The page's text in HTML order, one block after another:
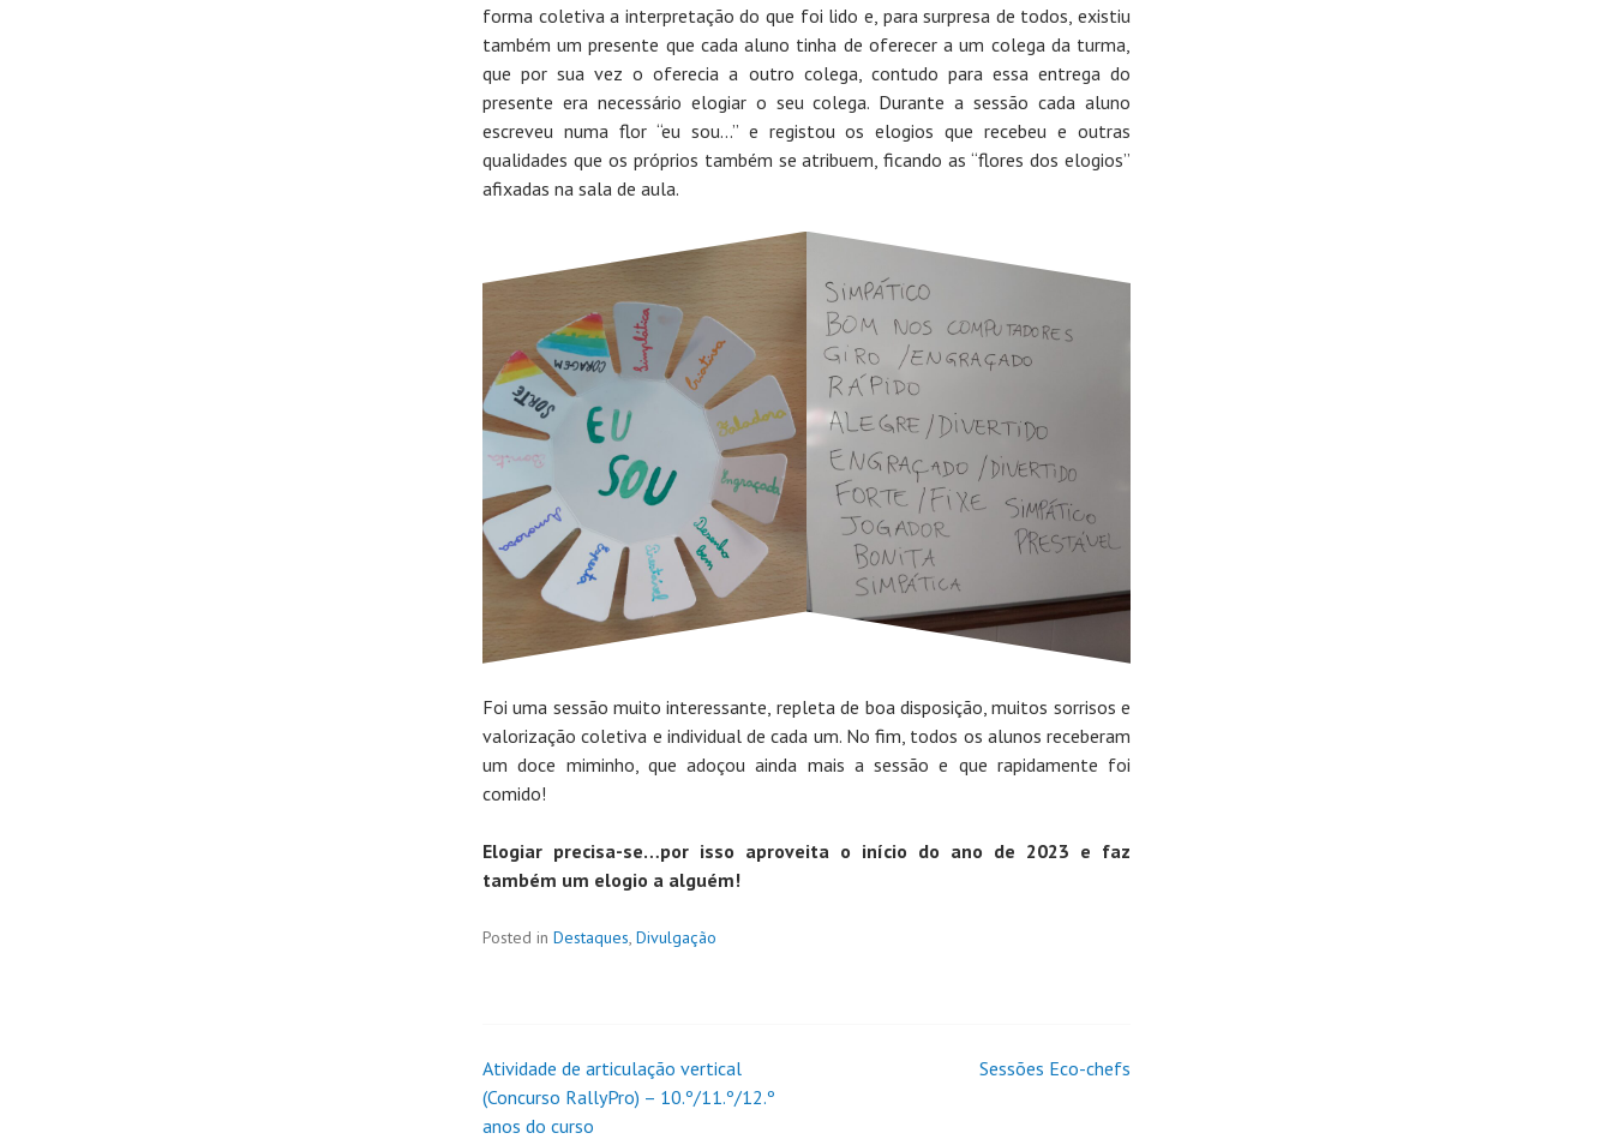
forma coletiva a interpretação do que foi lido e, para surpresa de todos, existiu
também um presente que cada aluno tinha de oferecer a um colega da turma,
que por sua vez o oferecia a outro colega, contudo para essa entrega do
presente era necessário elogiar o seu colega. Durante a sessão cada aluno
escreveu numa flor “eu sou…” e registou os elogios que recebeu e outras
qualidades que os próprios também se atribuem, ficando as “flores dos elogios”
afixadas na sala de aula.
Foi uma sessão muito interessante, repleta de boa disposição, muitos sorrisos e
valorização coletiva e individual de cada um. No fim, todos os alunos receberam
um doce miminho, que adoçou ainda mais a sessão e que rapidamente foi
comido!
Elogiar precisa-se…por isso aproveita o início do ano de 2023 e faz
também um elogio a alguém!
Posted in Destaques, Divulgação
Atividade de articulação vertical
(Concurso RallyPro) – 10.º/11.º/12.º
anos do curso
Sessões Eco-chefs